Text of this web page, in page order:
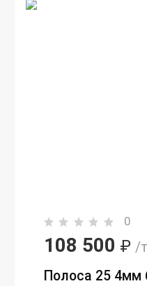
0
108 500 ₽ /
Полоса 25 4мм